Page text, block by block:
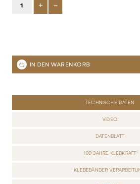
+ -
TECHNISCHE DATEN
VIDEO
DATENBLATT
100 JAHRE KLEBKRAFT
KLEBEBÄNDER